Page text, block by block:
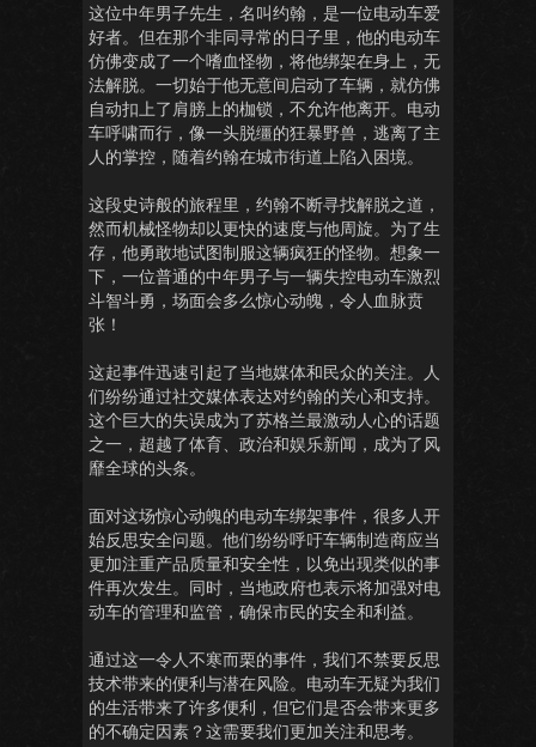
这位中年男子先生，名叫约翰，是一位电动车爱
好者。但在那个非同寻常的日子里，他的电动车
仿佛变成了一个嗜血怪物，将他绑架在身上，无
法解脱。一切始于他无意间启动了车辆，就仿佛
自动扣上了肩膀上的枷锁，不允许他离开。电动
车呼啸而行，像一头脱缰的狂暴野兽，逃离了主
人的掌控，随着约翰在城市街道上陷入困境。
这段史诗般的旅程里，约翰不断寻找解脱之道，
然而机械怪物却以更快的速度与他周旋。为了生
存，他勇敢地试图制服这辆疯狂的怪物。想象一
下，一位普通的中年男子与一辆失控电动车激烈
斗智斗勇，场面会多么惊心动魄，令人血脉贲
张！
这起事件迅速引起了当地媒体和民众的关注。人
们纷纷通过社交媒体表达对约翰的关心和支持。
这个巨大的失误成为了苏格兰最激动人心的话题
之一，超越了体育、政治和娱乐新闻，成为了风
靡全球的头条。
面对这场惊心动魄的电动车绑架事件，很多人开
始反思安全问题。他们纷纷呼吁车辆制造商应当
更加注重产品质量和安全性，以免出现类似的事
件再次发生。同时，当地政府也表示将加强对电
动车的管理和监管，确保市民的安全和利益。
通过这一令人不寒而栗的事件，我们不禁要反思
技术带来的便利与潜在风险。电动车无疑为我们
的生活带来了许多便利，但它们是否会带来更多
的不确定因素？这需要我们更加关注和思考。